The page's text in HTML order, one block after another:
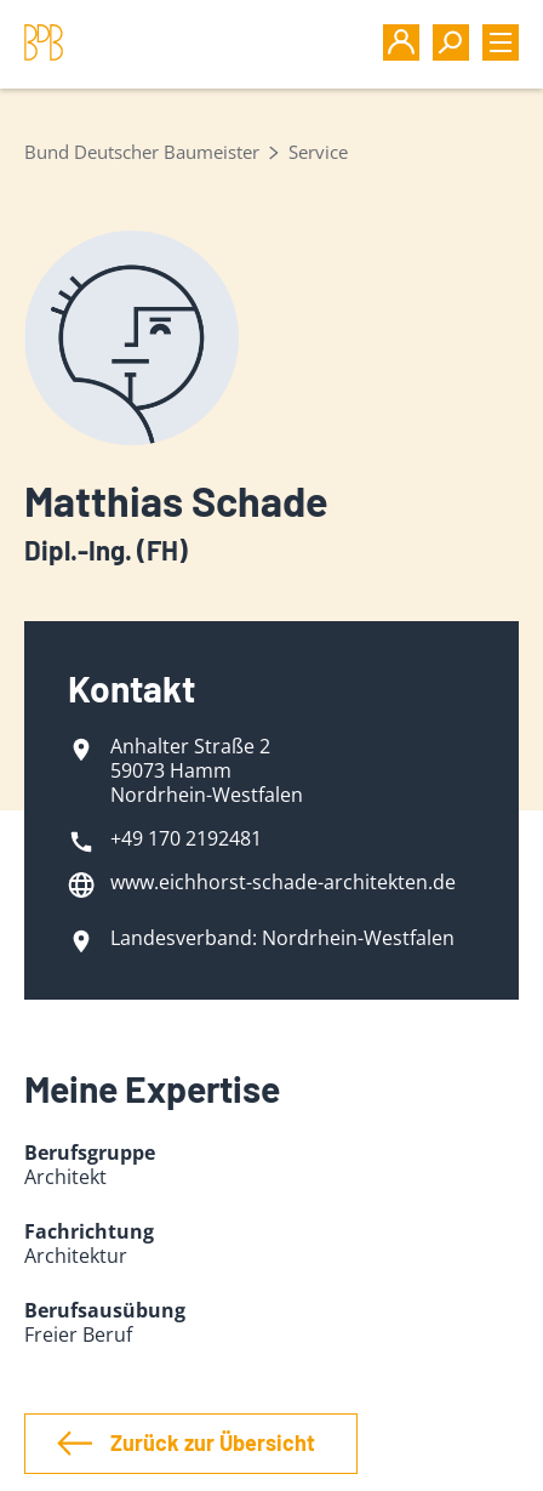
Bund Deutscher Baumeister Service
Matthias Schade
Dipl.-Ing. (FH)
Kontakt
Anhalter Straße 2
59073 Hamm
Nordrhein-Westfalen
+49 170 2192481
www.eichhorst-schade-architekten.de
Landesverband: Nordrhein-Westfalen
Meine Expertise
Berufsgruppe
Architekt
Fachrichtung
Architektur
Berufsausübung
Freier Beruf
Zurück zur Übersicht